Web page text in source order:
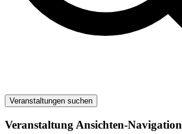
Veranstaltungen suchen
Veranstaltung Ansichten-Navigation